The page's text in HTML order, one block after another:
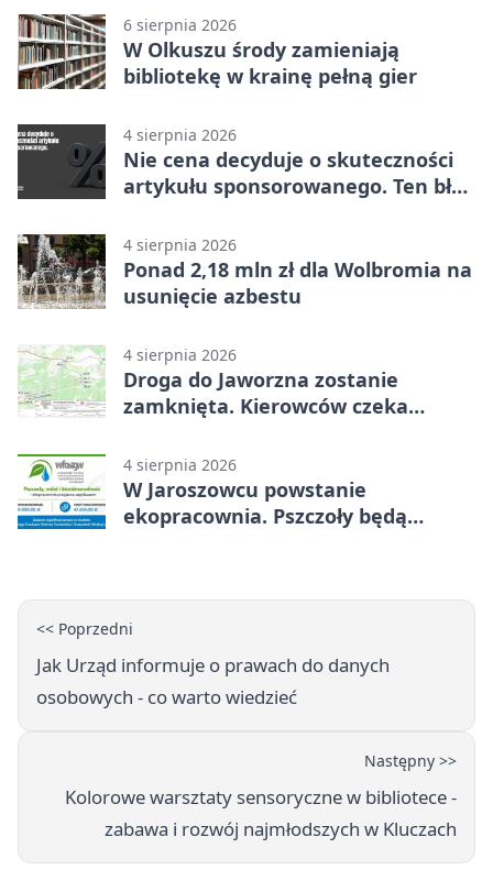
6 sierpnia 2026
W Olkuszu środy zamieniają
bibliotekę w krainę pełną gier
4 sierpnia 2026
Nie cena decyduje o skuteczności
artykułu sponsorowanego. Ten błąd
4 sierpnia 2026
Ponad 2,18 mln zł dla Wolbromia na
usunięcie azbestu
4 sierpnia 2026
Droga do Jaworzna zostanie
zamknięta. Kierowców czeka
4 sierpnia 2026
W Jaroszowcu powstanie
ekopracownia. Pszczoły będą
<< Poprzedni
Jak Urząd informuje o prawach do danych
osobowych - co warto wiedzieć
Następny >>
Kolorowe warsztaty sensoryczne w bibliotece -
zabawa i rozwój najmłodszych w Kluczach